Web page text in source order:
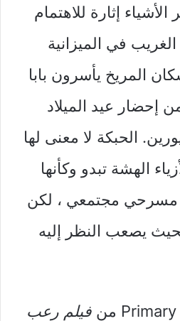
إثارة للاهتمام
في الميزانية
المريخ يأسرون بابا
إحضار عيد الميلاد
الحبكة لا معنى لها
الهشة تبدو وكأنها
مسرحي مجتمعي ، لكن
بحيث يصعب النظر إليه
فيلم رعب